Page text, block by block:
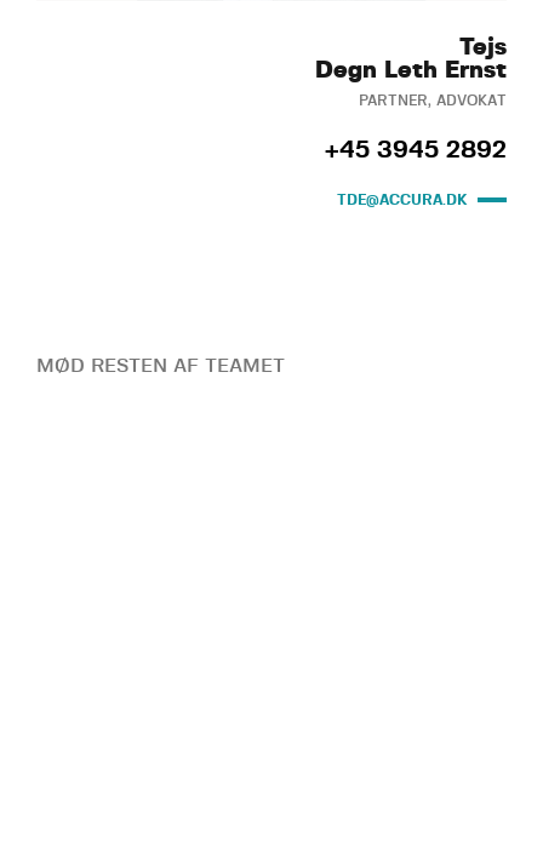
Tejs
Degn Leth Ernst
PARTNER, ADVOKAT
+45 3945 2892
TDE@ACCURA.DK
MØD RESTEN AF TEAMET